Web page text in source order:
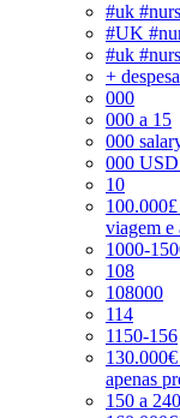
#uk
#UK
#uk
+
000
000 a 15
000
000
10
viagem e
1000-
108
108000
114
1150-156
apenas
150 a